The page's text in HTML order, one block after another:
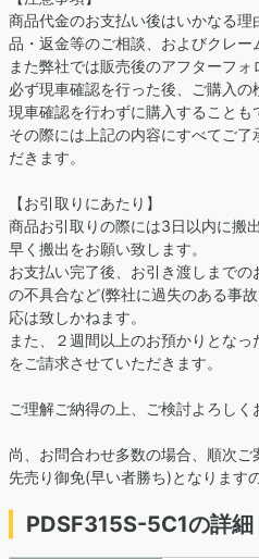
商品代金のお支払い後はいかなる理
品・返金等のご相談、およびクレー
また弊社では販売後のアフターフォ
必ず現車確認を行った後、ご購入の
現車確認を行わずに購入することも
その際には上記の内容にすべてご
だきます。
【お引取りにあたり】
商品お引取りの際には3日以内に搬
早く搬出をお願い致します。
お支払い完了後、お引き渡しまで
の不具合など(弊社に過失のある事
応は致しかねます。
また、２週間以上のお預かりとな
をご請求させていただきます。
ご理解ご納得の上、ご検討よろしく
尚、お問合わせ多数の場合、順次ご
先売り御免(早い者勝ち)となります
PDSF315S-5C1の詳細